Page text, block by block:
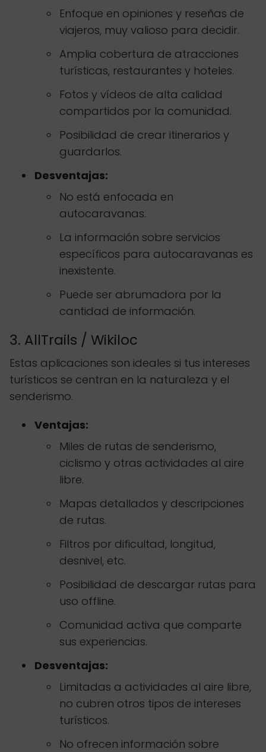
Enfoque en opiniones y reseñas de
viajeros, muy valioso para decidir.
Amplia cobertura de atracciones
turísticas, restaurantes y hoteles.
Fotos y vídeos de alta calidad
compartidos por la comunidad.
Posibilidad de crear itinerarios y
guardarlos.
Desventajas:
No está enfocada en
autocaravanas.
La información sobre servicios
específicos para autocaravanas es
inexistente.
Puede ser abrumadora por la
cantidad de información.
3. AllTrails / Wikiloc
Estas aplicaciones son ideales si tus intereses
turísticos se centran en la naturaleza y el
senderismo.
Ventajas:
Miles de rutas de senderismo,
ciclismo y otras actividades al aire
libre.
Mapas detallados y descripciones
de rutas.
Filtros por dificultad, longitud,
desnivel, etc.
Posibilidad de descargar rutas para
uso offline.
Comunidad activa que comparte
sus experiencias.
Desventajas:
Limitadas a actividades al aire libre,
no cubren otros tipos de intereses
turísticos.
No ofrecen información sobre